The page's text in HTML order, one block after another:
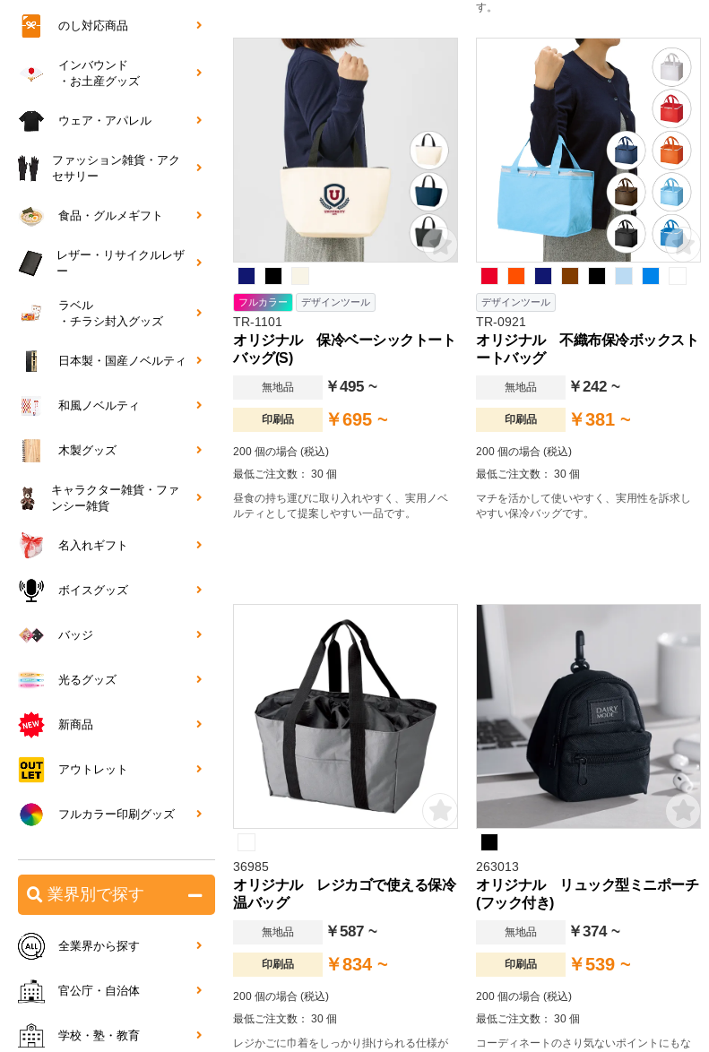
す。
フルカラー デザインツール
TR-1101
オリジナル 保冷ベーシックトート
バッグ(S)
無地品 ￥495 ~
印刷品 ￥695 ~
200 個の場合 (税込)
最低ご注文数： 30 個
昼食の持ち運びに取り入れやすく、実用ノベ
ルティとして提案しやすい一品です。
デザインツール
TR-0921
オリジナル 不織布保冷ボックスト
ートバッグ
無地品 ￥242 ~
印刷品 ￥381 ~
200 個の場合 (税込)
最低ご注文数： 30 個
マチを活かして使いやすく、実用性を訴求し
やすい保冷バッグです。
36985
オリジナル レジカゴで使える保冷
温バッグ
無地品 ￥587 ~
印刷品 ￥834 ~
200 個の場合 (税込)
最低ご注文数： 30 個
レジかごに巾着をしっかり掛けられる仕様が
263013
オリジナル リュック型ミニポーチ
(フック付き)
無地品 ￥374 ~
印刷品 ￥539 ~
200 個の場合 (税込)
最低ご注文数： 30 個
コーディネートのさり気ないポイントにもな
のし対応商品
インバウンド
・お土産グッズ
ウェア・アパレル
ファッション雑貨・アク
セサリー
食品・グルメギフト
レザー・リサイクルレザ
ー
ラベル
・チラシ封入グッズ
日本製・国産ノベルティ
和風ノベルティ
木製グッズ
キャラクター雑貨・ファ
ンシー雑貨
名入れギフト
ボイスグッズ
バッジ
光るグッズ
新商品
アウトレット
フルカラー印刷グッズ
業界別で探す
全業界から探す
官公庁・自治体
学校・塾・教育